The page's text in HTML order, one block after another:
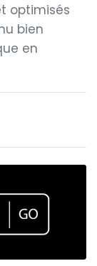
optimisés
bien
en